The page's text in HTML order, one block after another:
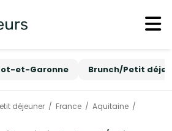
et-Garonne Brunch/Petit
déjeuner France
Aquitaine